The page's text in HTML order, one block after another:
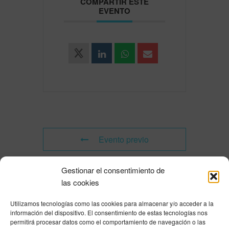
Gestionar el consentimiento de
las cookies
Utilizamos tecnologías como las cookies para almacenar y/o acceder a la
información del dispositivo. El consentimiento de estas tecnologías nos
permitirá procesar datos como el comportamiento de navegación o las
EVENTO
Evento previo
Evento siguiente
Powered byModern Events Calendar
Política de privacidad | Aviso Legal|Política de cookies|DNSH|Trabaja con